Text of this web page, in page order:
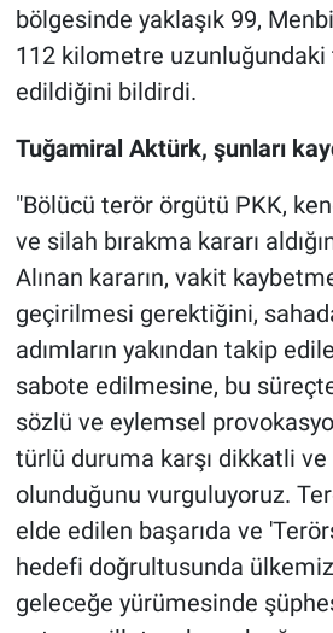
bölgesinde yaklaşık 99,
112 kilometre
edildiğini bildirdi.
Tuğamiral Aktürk, şunları
"Bölücü terör örgütü PKK,
ve silah bırakma kararı
Alınan kararın, vakit
geçirilmesi gerektiğini,
adımların yakından takip
sabote edilmesine, bu
sözlü ve eylemsel
türlü duruma karşı dikkatli ve
olunduğunu vurguluyoruz.
elde edilen başarıda ve
hedefi doğrultusunda
geleceğe yürümesinde